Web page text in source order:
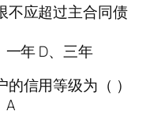
不应超过主合同债
一年 D、三年
信用等级为（ ）
A